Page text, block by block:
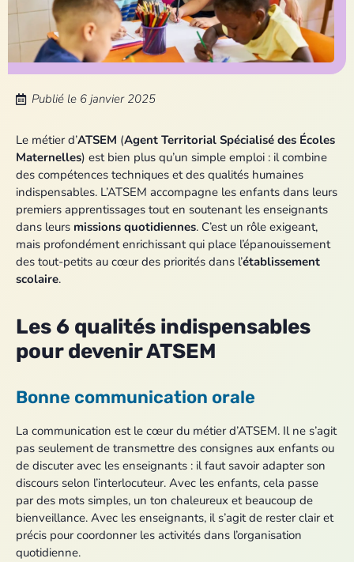
Publié le 6 janvier 2025
Le métier d’ATSEM (Agent Territorial Spécialisé des Écoles
Maternelles) est bien plus qu’un simple emploi : il combine
des compétences techniques et des qualités humaines
indispensables. L’ATSEM accompagne les enfants dans leurs
premiers apprentissages tout en soutenant les enseignants
dans leurs missions quotidiennes. C’est un rôle exigeant,
mais profondément enrichissant qui place l’épanouissement
des tout-petits au cœur des priorités dans l’établissement
scolaire.
Les 6 qualités indispensables
pour devenir ATSEM
Bonne communication orale
La communication est le cœur du métier d’ATSEM. Il ne s’agit
pas seulement de transmettre des consignes aux enfants ou
de discuter avec les enseignants : il faut savoir adapter son
discours selon l’interlocuteur. Avec les enfants, cela passe
par des mots simples, un ton chaleureux et beaucoup de
bienveillance. Avec les enseignants, il s’agit de rester clair et
précis pour coordonner les activités dans l’organisation
quotidienne.